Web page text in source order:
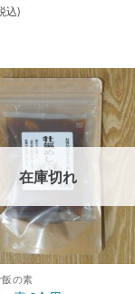
込)
Add to
wishlist
在庫切れ
の素